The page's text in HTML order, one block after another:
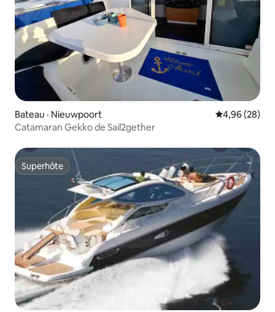
Bateau · Nieuwpoort Note
4,96 (28)
Catamaran Gekko de Sail2gether
Superhôte
Superhôte